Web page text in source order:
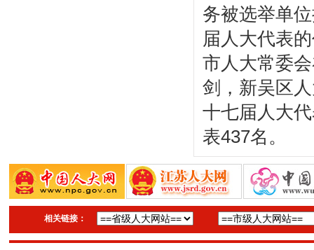
务被选举单
届人大代表
市人大常委
剑，新吴区
十七届人大
表437名。
相关链接：